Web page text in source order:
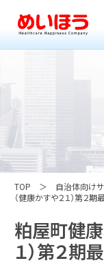
TOP 自治体向け
（健康かすや２１）第２
粕屋町健
１）第２